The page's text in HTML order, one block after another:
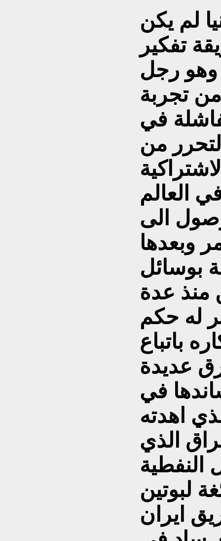
لم يكن
تفكير
وهو رجل
تجربة
في
من
العالم
الى
وبعدها
بوسائل
منذ عدة
له حكم
باتباع
عديدة
في
اهدته
الذي
النفطية
لبوتين
ايران